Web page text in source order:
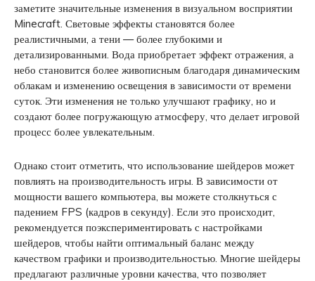
заметите значительные изменения в визуальном восприятии
Minecraft. Световые эффекты становятся более
реалистичными, а тени — более глубокими и
детализированными. Вода приобретает эффект отражения, а
небо становится более живописным благодаря динамическим
облакам и изменению освещения в зависимости от времени
суток. Эти изменения не только улучшают графику, но и
создают более погружающую атмосферу, что делает игровой
процесс более увлекательным.
Однако стоит отметить, что использование шейдеров может
повлиять на производительность игры. В зависимости от
мощности вашего компьютера, вы можете столкнуться с
падением FPS (кадров в секунду). Если это происходит,
рекомендуется поэкспериментировать с настройками
шейдеров, чтобы найти оптимальный баланс между
качеством графики и производительностью. Многие шейдеры
предлагают различные уровни качества, что позволяет